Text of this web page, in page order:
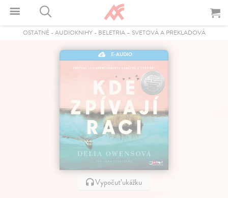
OSTATNÉ- AUDIOKNIHY- BELETRIA – SVETOVÁ A PREKLADOVÁ
E-AUDIO
Vypočuť ukážku